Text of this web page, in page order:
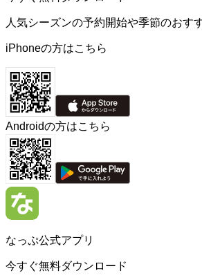
人気シーズンの予約開始や季節のおす
iPhoneの方はこちら
Androidの方はこちら
なっぷ公式アプリ
今すぐ無料ダウンロード